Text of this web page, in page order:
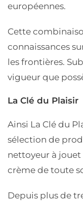
européennes.
Cette
connaissances
les frontières.
vigueur que
La Clé du Plaisir
Ainsi La Clé du
sélection de
nettoyeur à
crème de toute
Depuis plus de